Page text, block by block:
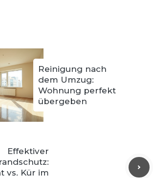
Reinigung nach
dem Umzug:
Wohnung perfekt
übergeben
Effektiver
vs. Kür im